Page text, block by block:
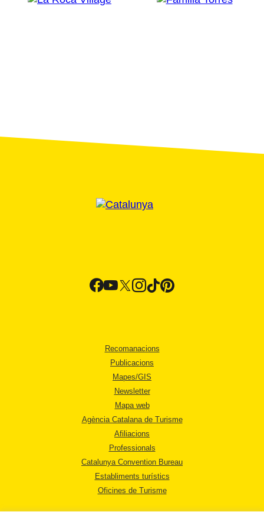
Recomanacions
Publicacions
Mapes/GIS
Newsletter
Mapa web
Agència Catalana de Turisme
Afiliacions
Professionals
Catalunya Convention Bureau
Establiments turístics
Oficines de Turisme